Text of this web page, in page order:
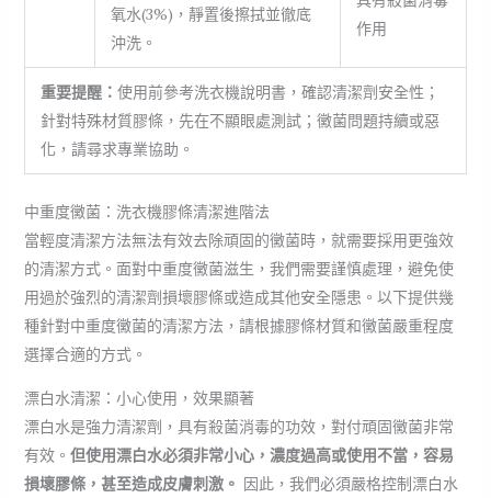
氧水(3%)，靜置後擦拭並徹底
沖洗。
作用
重要提醒： 使用前參考洗衣機說明書，確認清潔劑安全性；
針對特殊材質膠條，先在不顯眼處測試；黴菌問題持續或惡
化，請尋求專業協助。
中重度黴菌：洗衣機膠條清潔進階法
當輕度清潔方法無法有效去除頑固的黴菌時，就需要採用更強效
的清潔方式。面對中重度黴菌滋生，我們需要謹慎處理，避免使
用過於強烈的清潔劑損壞膠條或造成其他安全隱患。以下提供幾
種針對中重度黴菌的清潔方法，請根據膠條材質和黴菌嚴重程度
選擇合適的方式。
漂白水清潔：小心使用，效果顯著
漂白水是強力清潔劑，具有殺菌消毒的功效，對付頑固黴菌非常
有效。 但使用漂白水必須非常小心，濃度過高或使用不當，容易
損壞膠條，甚至造成皮膚刺激。 因此，我們必須嚴格控制漂白水